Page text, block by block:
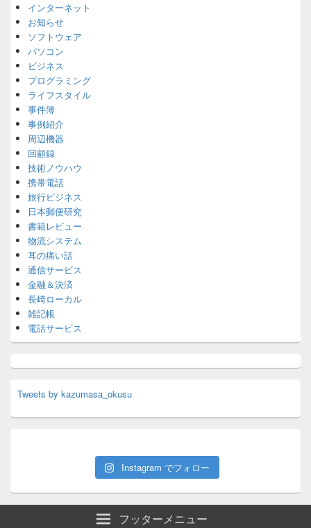
インターネット
お知らせ
ソフトウェア
パソコン
ビジネス
プログラミング
ライフスタイル
事件簿
事例紹介
周辺機器
回顧録
技術ノウハウ
携帯電話
旅行ビジネス
日本郵便研究
書籍レビュー
物流システム
耳の痛い話
通信サービス
金融＆決済
長崎ローカル
雑記帳
電話サービス
Tweets by kazumasa_okusu
Instagram でフォロー
フッターメニュー